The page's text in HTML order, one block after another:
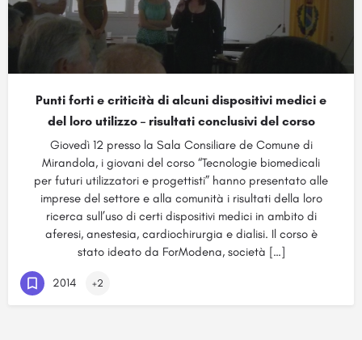
Punti forti e criticità di alcuni dispositivi medici e
del loro utilizzo – risultati conclusivi del corso
Giovedì 12 presso la Sala Consiliare de Comune di
Mirandola, i giovani del corso “Tecnologie biomedicali
per futuri utilizzatori e progettisti” hanno presentato alle
imprese del settore e alla comunità i risultati della loro
ricerca sull’uso di certi dispositivi medici in ambito di
aferesi, anestesia, cardiochirurgia e dialisi. Il corso è
stato ideato da ForModena, società […]
2014 +2